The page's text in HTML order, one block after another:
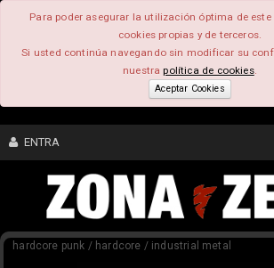
Para poder asegurar la utilización óptima de
cookies propias y de terceros.
Si usted continúa navegando sin modificar su
nuestrapolítica de cookies.
Aceptar Cookies
ENTRA
CONTENIDO
COMUNIDAD
hardcore punk / hardcore / industrial metal